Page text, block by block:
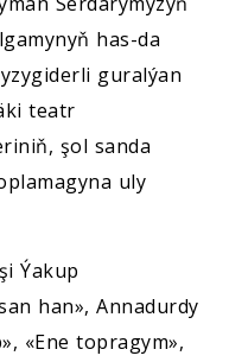
has-da
guralýan
teatr
şol sanda
uly
Ýakup
han», Annadurdy
«Ene topragym»,